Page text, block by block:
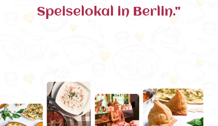
Speiselokal in Berlin."